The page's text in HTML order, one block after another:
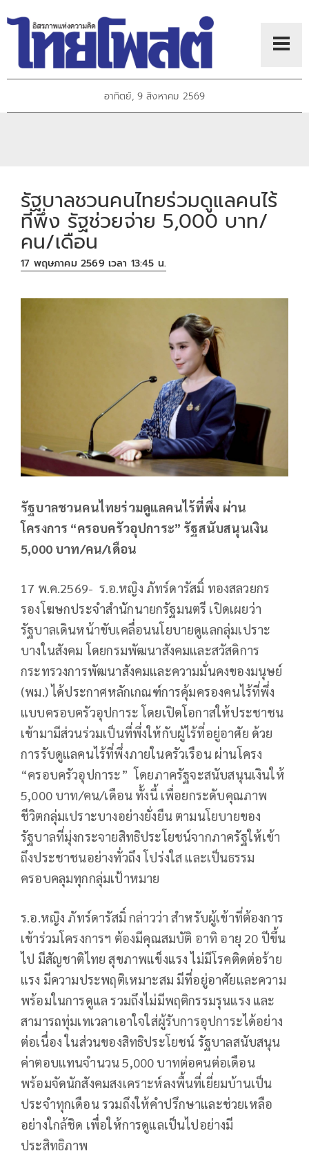
อาทิตย์, 9 สิงหาคม 2569
รัฐบาลชวนคนไทยร่วมดูแลคนไร้
ที่พึ่ง รัฐช่วยจ่าย 5,000 บาท/
คน/เดือน
17 พฤษภาคม 2569 เวลา 13:45 น.
รัฐบาลชวนคนไทยร่วมดูแลคนไร้ที่พึ่ง ผ่าน
โครงการ “ครอบครัวอุปการะ” รัฐสนับสนุนเงิน
5,000 บาท/คน/เดือน
17 พ.ค.2569- ร.อ.หญิง ภัทร์ดารัสมิ์ ทองสลวยกร
รองโฆษกประจำสำนักนายกรัฐมนตรี เปิดเผยว่า
รัฐบาลเดินหน้าขับเคลื่อนนโยบายดูแลกลุ่มเปราะ
บางในสังคม โดยกรมพัฒนาสังคมและสวัสดิการ
กระทรวงการพัฒนาสังคมและความมั่นคงของมนุษย์
(พม.) ได้ประกาศหลักเกณฑ์การคุ้มครองคนไร้ที่พึ่ง
แบบครอบครัวอุปการะ โดยเปิดโอกาสให้ประชาชน
เข้ามามีส่วนร่วมเป็นที่พึ่งให้กับผู้ไร้ที่อยู่อาศัย ด้วย
การรับดูแลคนไร้ที่พึ่งภายในครัวเรือน ผ่านโครง
“ครอบครัวอุปการะ” โดยภาครัฐจะสนับสนุนเงินให้
5,000 บาท/คน/เดือน ทั้งนี้ เพื่อยกระดับคุณภาพ
ชีวิตกลุ่มเปราะบางอย่างยั่งยืน ตามนโยบายของ
รัฐบาลที่มุ่งกระจายสิทธิประโยชน์จากภาครัฐให้เข้า
ถึงประชาชนอย่างทั่วถึง โปร่งใส และเป็นธรรม
ครอบคลุมทุกกลุ่มเป้าหมาย
ร.อ.หญิง ภัทร์ดารัสมิ์ กล่าวว่า สำหรับผู้เข้าที่ต้องการ
เข้าร่วมโครงการฯ ต้องมีคุณสมบัติ อาทิ อายุ 20 ปีขึ้น
ไป มีสัญชาติไทย สุขภาพแข็งแรง ไม่มีโรคติดต่อร้าย
แรง มีความประพฤติเหมาะสม มีที่อยู่อาศัยและความ
พร้อมในการดูแล รวมถึงไม่มีพฤติกรรมรุนแรง และ
สามารถทุ่มเทเวลาเอาใจใส่ผู้รับการอุปการะได้อย่าง
ต่อเนื่อง ในส่วนของสิทธิประโยชน์ รัฐบาลสนับสนุน
ค่าตอบแทนจำนวน 5,000 บาทต่อคนต่อเดือน
พร้อมจัดนักสังคมสงเคราะห์ลงพื้นที่เยี่ยมบ้านเป็น
ประจำทุกเดือน รวมถึงให้คำปรึกษาและช่วยเหลือ
อย่างใกล้ชิด เพื่อให้การดูแลเป็นไปอย่างมี
ประสิทธิภาพ